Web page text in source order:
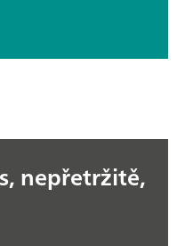
nepřetržitě,